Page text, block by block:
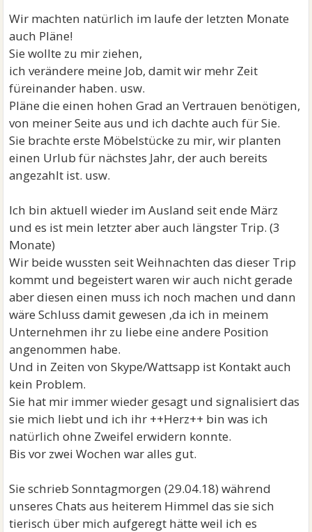
Wir machten natürlich im laufe der letzten Monate
auch Pläne!
Sie wollte zu mir ziehen,
ich verändere meine Job, damit wir mehr Zeit
füreinander haben. usw.
Pläne die einen hohen Grad an Vertrauen benötigen,
von meiner Seite aus und ich dachte auch für Sie.
Sie brachte erste Möbelstücke zu mir, wir planten
einen Urlub für nächstes Jahr, der auch bereits
angezahlt ist. usw.
Ich bin aktuell wieder im Ausland seit ende März
und es ist mein letzter aber auch längster Trip. (3
Monate)
Wir beide wussten seit Weihnachten das dieser Trip
kommt und begeistert waren wir auch nicht gerade
aber diesen einen muss ich noch machen und dann
wäre Schluss damit gewesen ,da ich in meinem
Unternehmen ihr zu liebe eine andere Position
angenommen habe.
Und in Zeiten von Skype/Wattsapp ist Kontakt auch
kein Problem.
Sie hat mir immer wieder gesagt und signalisiert das
sie mich liebt und ich ihr ++Herz++ bin was ich
natürlich ohne Zweifel erwidern konnte.
Bis vor zwei Wochen war alles gut.
Sie schrieb Sonntagmorgen (29.04.18) während
unseres Chats aus heiterem Himmel das sie sich
tierisch über mich aufgeregt hätte weil ich es